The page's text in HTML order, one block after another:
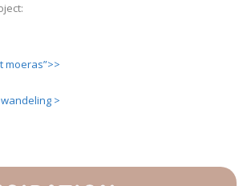
moeras”>>
>